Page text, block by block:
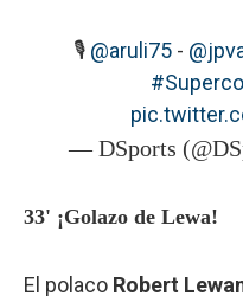
🎙️ @aruli75 -
— DSports
33' ¡Golazo de Lewa!
El polaco Robert